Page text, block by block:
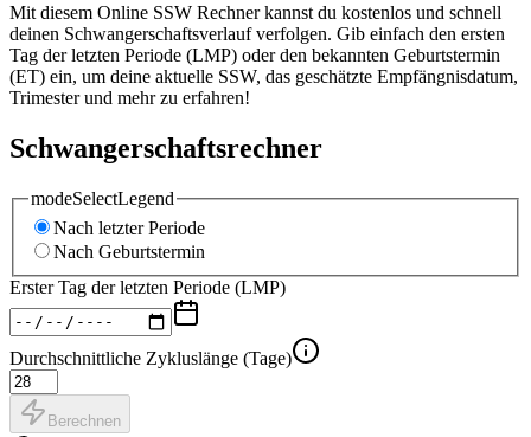
Mit diesem Online SSW Rechner kannst du kostenlos und schnell
deinen Schwangerschaftsverlauf verfolgen. Gib einfach den ersten
Tag der letzten Periode (LMP) oder den bekannten Geburtstermin
(ET) ein, um deine aktuelle SSW, das geschätzte Empfängnisdatum,
Trimester und mehr zu erfahren!
Schwangerschaftsrechner
modeSelectLegend
Nach letzter Periode
Nach Geburtstermin
Erster Tag der letzten Periode (LMP)
Durchschnittliche Zykluslänge (Tage)
Berechnen